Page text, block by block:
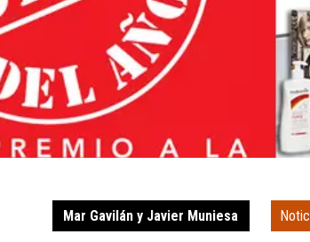
Mar Gavilán y Javier Muniesa